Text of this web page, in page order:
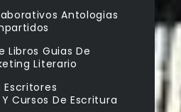
Antologias
Libros Guias De
Literario
Escritores
Cursos De Escritura